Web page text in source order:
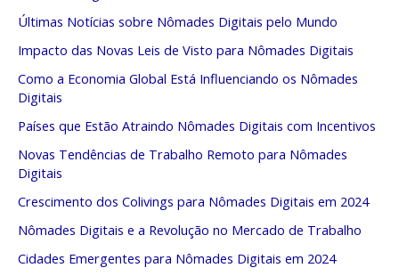
Últimas Notícias sobre Nômades Digitais pelo Mundo
Impacto das Novas Leis de Visto para Nômades Digitais
Como a Economia Global Está Influenciando os Nômades
Digitais
Países que Estão Atraindo Nômades Digitais com Incentivos
Novas Tendências de Trabalho Remoto para Nômades
Digitais
Crescimento dos Colivings para Nômades Digitais em 2024
Nômades Digitais e a Revolução no Mercado de Trabalho
Cidades Emergentes para Nômades Digitais em 2024